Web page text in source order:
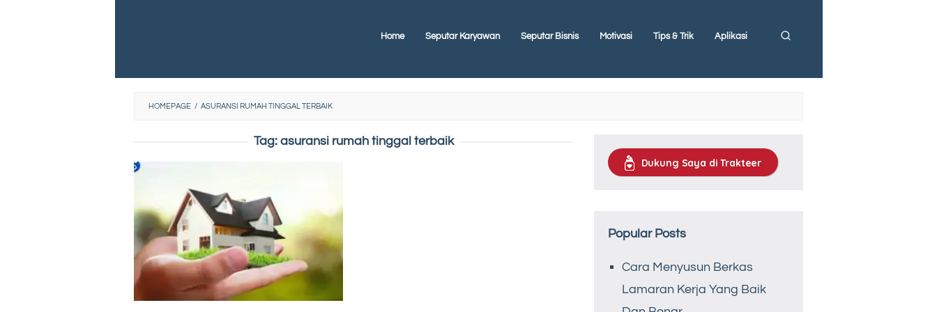
Home Seputar Karyawan Seputar Bisnis Motivasi Tips & Trik Aplikasi
HOMEPAGE / ASURANSI RUMAH TINGGAL TERBAIK
Tag: asuransi rumah tinggal terbaik
Dukung Saya di Trakteer
Popular Posts
Cara Menyusun Berkas
Lamaran Kerja Yang Baik